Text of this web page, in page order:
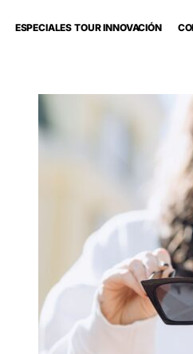
ESPECIALES TOUR INNOVACIÓN